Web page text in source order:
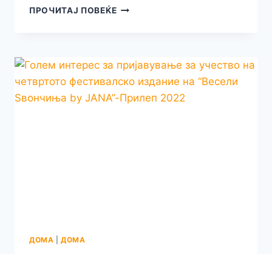
ПРОЧИТАЈ ПОВЕЌЕЧЕТИРИ
НА
“ВЕСЕЛИ
ЅВОНЧИЊА
ДОМА |ДОМА